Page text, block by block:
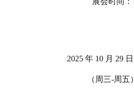
2025 年 10 月 29 日
（周三-周五）